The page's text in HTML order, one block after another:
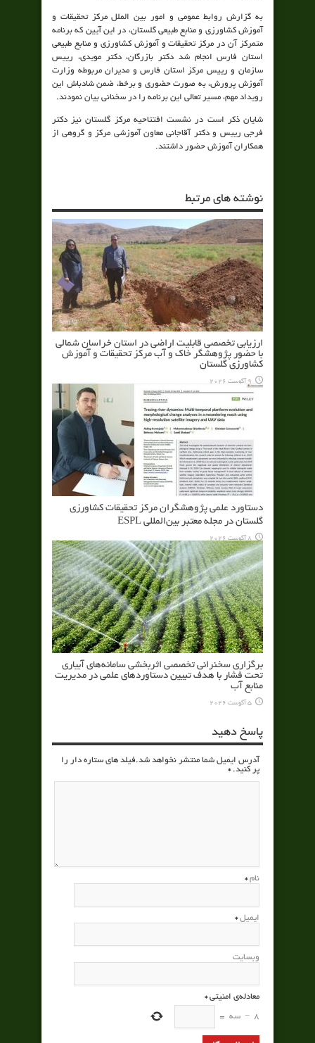
به گزارش روابط عمومی و امور بین الملل مرکز تحقیقات و
آموزش کشاورزی و منابع طبیعی گلستان، در این آیین که برنامه
متمرکز آن در مرکز تحقیقات و آموزش کشاورزی و منابع طبیعی
استان فارس انجام شد دکتر بازرگان، دکتر مویدی، رییس
سازمان و رییس مرکز استان فارس و مدیران مربوطه وزارت
آموزش پرورش، به صورت حضوری و برخط، ضمن شادباش این
رویداد مهم، مسیر تعالی این برنامه را در سخنانی بیان نمودند.
شایان ذکر است در نشست افتتاحیه مرکز گلستان نیز دکتر
فرجی رییس و دکتر آقاجانی معاون آموزشی مرکز و گروهی از
همکاران آموزش حضور داشتند.
نوشته های مرتبط
ارزیابی تخصصی قابلیت اراضی در استان خراسان شمالی
با حضور پژوهشگر خاک و آب مرکز تحقیقات و آموزش
کشاورزی گلستان
9 آگوست 2026
دستاورد علمی پژوهشگران مرکز تحقیقات کشاورزی
گلستان در مجله معتبر بین‌المللی ESPL
8 آگوست 2026
برگزاری سخنرانی تخصصی اثربخشی سامانه‌های آبیاری
تحت فشار با هدف تبیین دستاوردهای علمی در مدیریت
منابع آب
5 آگوست 2026
پاسخ دهید
آدرس ایمیل شما منتشر نخواهد شد.فیلد های ستاره دار را
پر کنید.*
نام *
ایمیل *
وبسایت
معادله‌ی امنیتی*
8
− سه =